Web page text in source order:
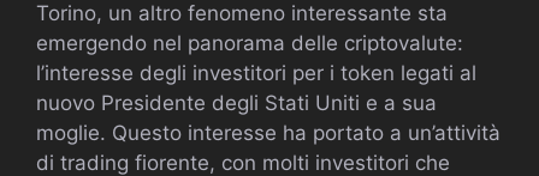
Torino, un altro fenomeno interessante sta
emergendo nel panorama delle criptovalute:
l’interesse degli investitori per i token legati al
nuovo Presidente degli Stati Uniti e a sua
moglie. Questo interesse ha portato a un’attività
di trading fiorente, con molti investitori che